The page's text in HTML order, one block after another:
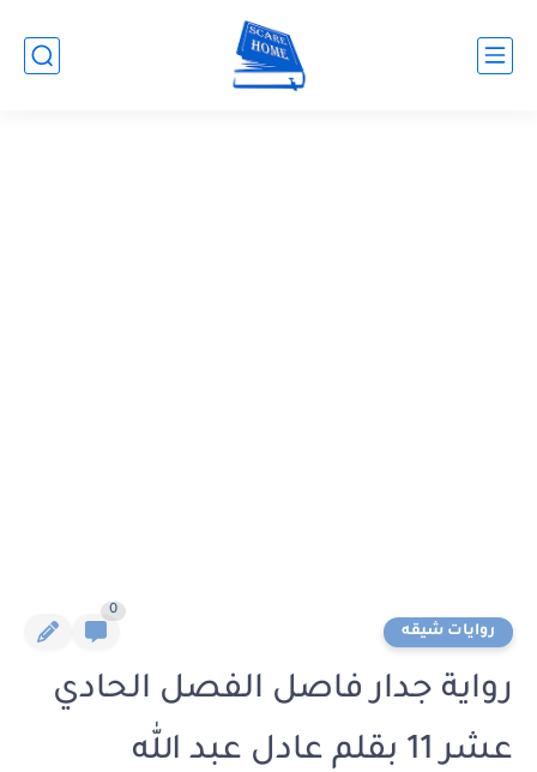
روايات شيقه
0
رواية جدار فاصل الفصل الحادي
عشر 11 بقلم عادل عبد الله